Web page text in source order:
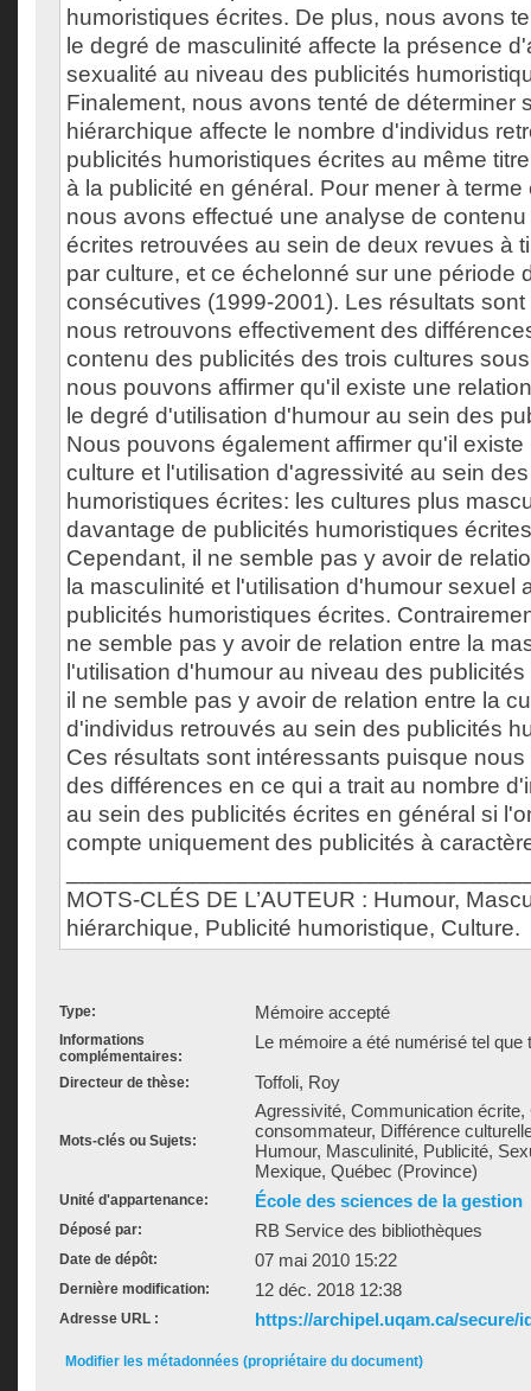
humoristiques écrites. De plus, nous avons
le degré de masculinité affecte la présence
sexualité au niveau des publicités
Finalement, nous avons tenté de déterminer
hiérarchique affecte le nombre d'individus
publicités humoristiques écrites au même
à la publicité en général. Pour mener à
nous avons effectué une analyse de
écrites retrouvées au sein de deux revues à
par culture, et ce échelonné sur une période
consécutives (1999-2001). Les résultats
nous retrouvons effectivement des
contenu des publicités des trois cultures
nous pouvons affirmer qu'il existe une
le degré d'utilisation d'humour au sein des
Nous pouvons également affirmer qu'il
culture et l'utilisation d'agressivité au sein
humoristiques écrites: les cultures plus
davantage de publicités humoristiques
Cependant, il ne semble pas y avoir de
la masculinité et l'utilisation d'humour sexuel
publicités humoristiques écrites.
ne semble pas y avoir de relation entre la
l'utilisation d'humour au niveau des
il ne semble pas y avoir de relation entre la
d'individus retrouvés au sein des publicités
Ces résultats sont intéressants puisque
des différences en ce qui a trait au nombre
au sein des publicités écrites en général si
compte uniquement des publicités à
MOTS-CLÉS DE L’AUTEUR : Humour,
hiérarchique, Publicité humoristique, Culture.
Type: Mémoire accepté
Informations
complémentaires:
Le mémoire a été numérisé tel que
Directeur de thèse: Toffoli, Roy
Mots-clés ou Sujets:
Agressivité, Communication
consommateur, Différence
Humour, Masculinité, Publicité,
Mexique, Québec (Province)
Unité d'appartenance: École des sciences de la gestion
Déposé par: RB Service des bibliothèques
Date de dépôt: 07 mai 2010 15:22
Dernière modification: 12 déc. 2018 12:38
Adresse URL : https://archipel.uqam.ca/secure/
Modifier les métadonnées (propriétaire du document)